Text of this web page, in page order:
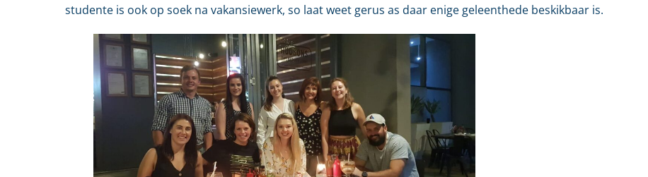
studente is ook op soek na vakansiewerk, so laat weet gerus as daar enige geleenthede beskikbaar is.